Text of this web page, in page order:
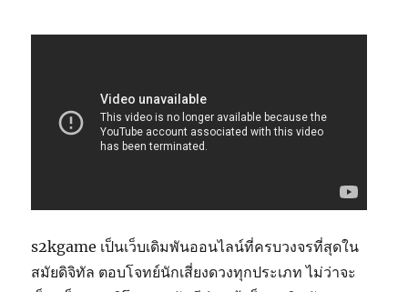
s2kgame เป็นเว็บเดิมพันออนไลน์ที่ครบวงจรที่สุดใน
สมัยดิจิทัล ตอบโจทย์นักเสี่ยงดวงทุกประเภท ไม่ว่าจะ